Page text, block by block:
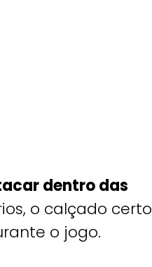
dentro das
o calçado certo
o jogo.